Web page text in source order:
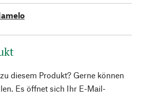
diesem Produkt? Gerne können
Es öffnet sich Ihr E-Mail-